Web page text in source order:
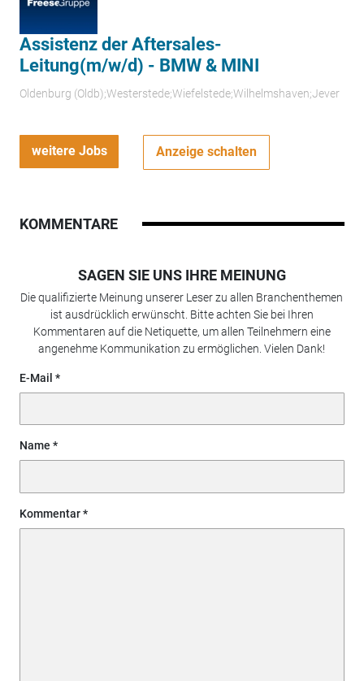
Assistenz der Aftersales-
Leitung(m/w/d) - BMW & MINI
Oldenburg (Oldb);Westerstede;Wiefelstede;Wilhelmshaven;Jever
weitere Jobs Anzeige schalten
KOMMENTARE
SAGEN SIE UNS IHRE MEINUNG
Die qualifizierte Meinung unserer Leser zu allen Branchenthemen
ist ausdrücklich erwünscht. Bitte achten Sie bei Ihren
Kommentaren auf die Netiquette, um allen Teilnehmern eine
angenehme Kommunikation zu ermöglichen. Vielen Dank!
E-Mail
Name
Kommentar